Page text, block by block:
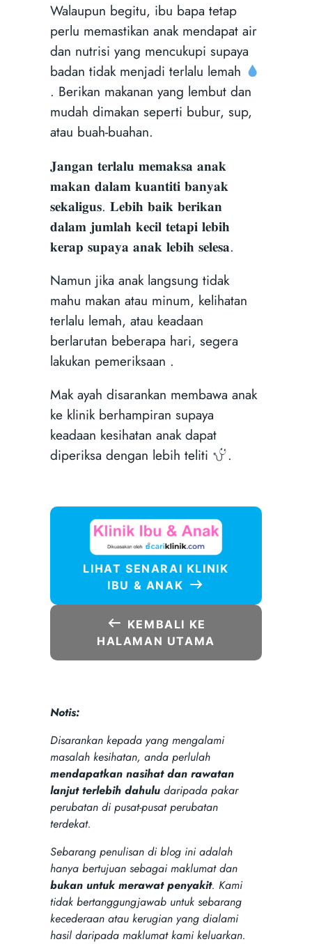
Walaupun begitu, ibu bapa tetap
perlu memastikan anak mendapat air
dan nutrisi yang mencukupi supaya
badan tidak menjadi terlalu lemah
. Berikan makanan yang lembut dan
mudah dimakan seperti bubur, sup,
atau buah-buahan.
𝐉𝐚𝐧𝐠𝐚𝐧 𝐭𝐞𝐫𝐥𝐚𝐥𝐮 𝐦𝐞𝐦𝐚𝐤𝐬𝐚 𝐚𝐧𝐚𝐤
𝐦𝐚𝐤𝐚𝐧 𝐝𝐚𝐥𝐚𝐦 𝐤𝐮𝐚𝐧𝐭𝐢𝐭𝐢 𝐛𝐚𝐧𝐲𝐚𝐤
𝐬𝐞𝐤𝐚𝐥𝐢𝐠𝐮𝐬. 𝐋𝐞𝐛𝐢𝐡 𝐛𝐚𝐢𝐤 𝐛𝐞𝐫𝐢𝐤𝐚𝐧
𝐝𝐚𝐥𝐚𝐦 𝐣𝐮𝐦𝐥𝐚𝐡 𝐤𝐞𝐜𝐢𝐥 𝐭𝐞𝐭𝐚𝐩𝐢 𝐥𝐞𝐛𝐢𝐡
𝐤𝐞𝐫𝐚𝐩 𝐬𝐮𝐩𝐚𝐲𝐚 𝐚𝐧𝐚𝐤 𝐥𝐞𝐛𝐢𝐡 𝐬𝐞𝐥𝐞𝐬𝐚.
Namun jika anak langsung tidak
mahu makan atau minum, kelihatan
terlalu lemah, atau keadaan
berlarutan beberapa hari, segera
lakukan pemeriksaan .
Mak ayah disarankan membawa anak
ke klinik berhampiran supaya
keadaan kesihatan anak dapat
diperiksa dengan lebih teliti
.
LIHAT SENARAI KLINIK
IBU & ANAK
KEMBALI KE
HALAMAN UTAMA
Notis:
Disarankan kepada yang mengalami
masalah kesihatan, anda perlulah
mendapatkan nasihat dan rawatan
lanjut terlebih dahuludaripada pakar
perubatan di pusat-pusat perubatan
terdekat.
Sebarang penulisan di blog ini adalah
hanya bertujuan sebagai maklumat dan
bukan untuk merawat penyakit. Kami
tidak bertanggungjawab untuk sebarang
kecederaan atau kerugian yang dialami
hasil daripada maklumat kami keluarkan.